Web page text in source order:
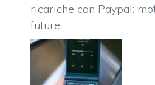
ricariche con Paypal:
future